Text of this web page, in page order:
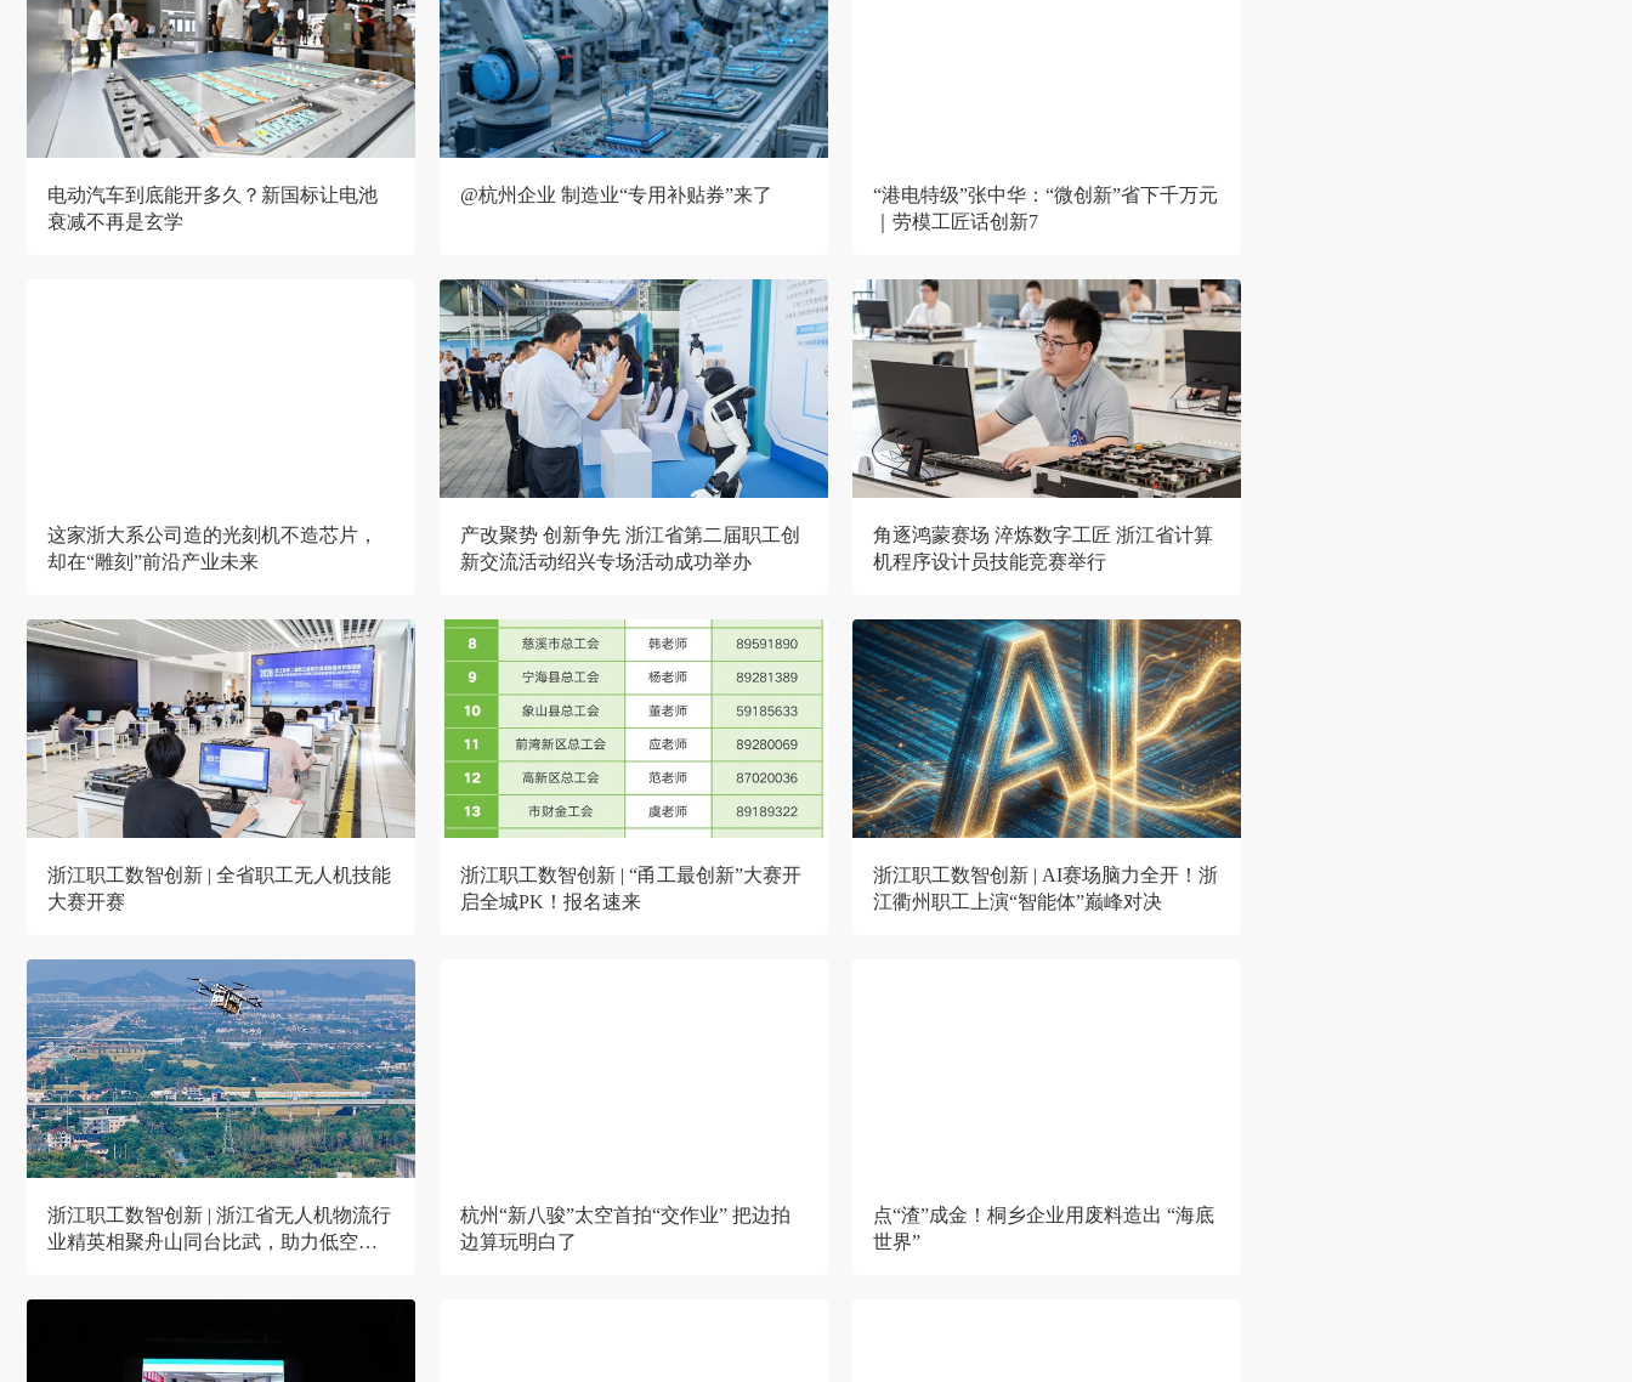
电动汽车到底能开多久？新国标让电池
衰减不再是玄学
@杭州企业 制造业“专用补贴券”来了
“港电特级”张中华：“微创新”省下千万元
｜劳模工匠话创新7
这家浙大系公司造的光刻机不造芯片，
却在“雕刻”前沿产业未来
产改聚势 创新争先 浙江省第二届职工创
新交流活动绍兴专场活动成功举办
角逐鸿蒙赛场 淬炼数字工匠 浙江省计算
机程序设计员技能竞赛举行
浙江职工数智创新 | 全省职工无人机技能
大赛开赛
浙江职工数智创新 | “甬工最创新”大赛开
启全城PK！报名速来
浙江职工数智创新 | AI赛场脑力全开！浙
江衢州职工上演“智能体”巅峰对决
浙江职工数智创新 | 浙江省无人机物流行
业精英相聚舟山同台比武，助力低空经
杭州“新八骏”太空首拍“交作业” 把边拍
边算玩明白了
点“渣”成金！桐乡企业用废料造出 “海底
世界”